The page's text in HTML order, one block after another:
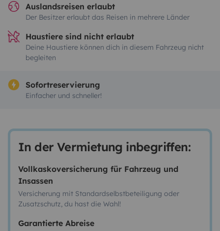
Auslandsreisen erlaubt
Der Besitzer erlaubt das Reisen in mehrere Länder
Haustiere sind nicht erlaubt
Deine Haustiere können dich in diesem Fahrzeug nicht
begleiten
Sofortreservierung
Einfacher und schneller!
In der Vermietung inbegriffen:
Vollkaskoversicherung für Fahrzeug und
Insassen
Versicherung mit Standardselbstbeteiligung oder
Zusatzschutz, du hast die Wahl!
Garantierte Abreise